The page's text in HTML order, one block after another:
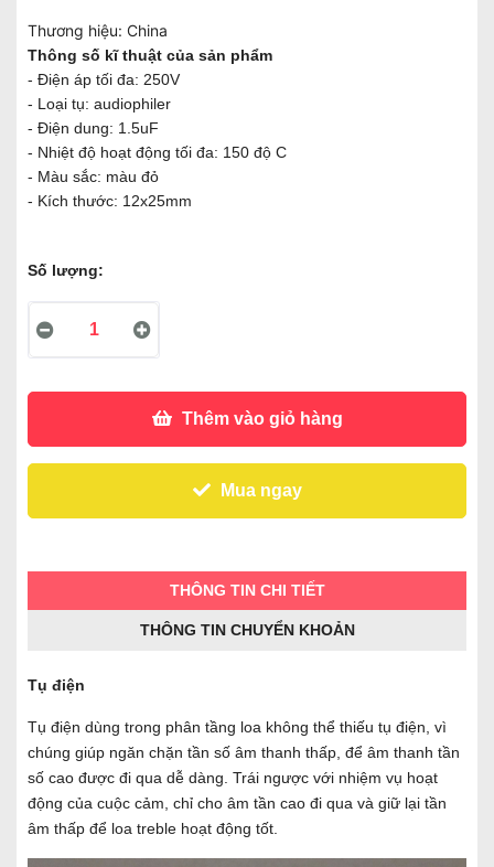
Thương hiệu: China
Thông số kĩ thuật của sản phẩm
- Điện áp tối đa: 250V
- Loại tụ: audiophiler
- Điện dung: 1.5uF
- Nhiệt độ hoạt động tối đa: 150 độ C
- Màu sắc: màu đỏ
- Kích thước: 12x25mm
Số lượng:
Thêm vào giỏ hàng
Mua ngay
THÔNG TIN CHI TIẾT
THÔNG TIN CHUYỂN KHOẢN
Tụ điện
Tụ điện dùng trong phân tầng loa không thể thiếu tụ điện, vì
chúng giúp ngăn chặn tần số âm thanh thấp, để âm thanh tần
số cao được đi qua dễ dàng. Trái ngược với nhiệm vụ hoạt
động của cuộc cảm, chỉ cho âm tần cao đi qua và giữ lại tần
âm thấp để loa treble hoạt động tốt.